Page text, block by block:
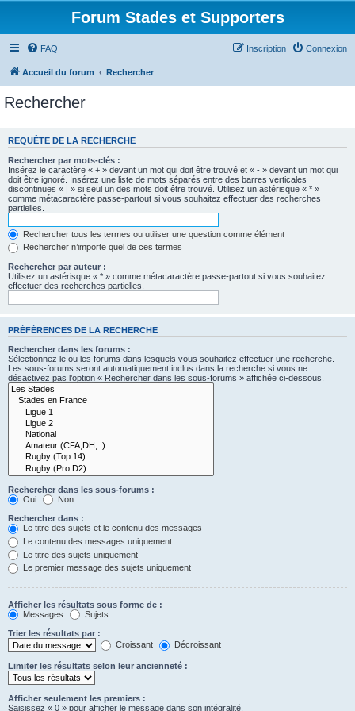
Forum Stades et Supporters
FAQ Connexion
Inscription
Accueil du forum Rechercher
Rechercher
REQUÊTE DE LA RECHERCHE
Rechercher par mots-clés :
Insérez le caractère « + » devant un mot qui doit être trouvé et « - » devant un mot qui
doit être ignoré. Insérez une liste de mots séparés entre des barres verticales
discontinues « | » si seul un des mots doit être trouvé. Utilisez un astérisque « * »
comme métacaractère passe-partout si vous souhaitez effectuer des recherches
partielles.
Rechercher tous les termes ou utiliser une question comme élément
Rechercher n’importe quel de ces termes
Rechercher par auteur :
Utilisez un astérisque « * » comme métacaractère passe-partout si vous souhaitez
effectuer des recherches partielles.
PRÉFÉRENCES DE LA RECHERCHE
Rechercher dans les forums :
Sélectionnez le ou les forums dans lesquels vous souhaitez effectuer une recherche.
Les sous-forums seront automatiquement inclus dans la recherche si vous ne
désactivez pas l’option « Rechercher dans les sous-forums » affichée ci-dessous.
Rechercher dans les sous-forums :
Oui
Non
Rechercher dans :
Le titre des sujets et le contenu des messages
Le contenu des messages uniquement
Le titre des sujets uniquement
Le premier message des sujets uniquement
Afficher les résultats sous forme de :
Messages
Sujets
Trier les résultats par :
Croissant
Décroissant
Limiter les résultats selon leur ancienneté :
Afficher seulement les premiers :
Saisissez « 0 » pour afficher le message dans son intégralité.